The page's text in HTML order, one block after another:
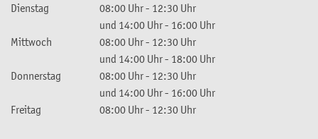
Dienstag
08:00 Uhr- 12:30 Uhr
und 14:00 Uhr- 16:00 Uhr
Mittwoch
08:00 Uhr- 12:30 Uhr
und 14:00 Uhr- 18:00 Uhr
Donnerstag
08:00 Uhr- 12:30 Uhr
und 14:00 Uhr- 16:00 Uhr
Freitag
08:00 Uhr- 12:30 Uhr